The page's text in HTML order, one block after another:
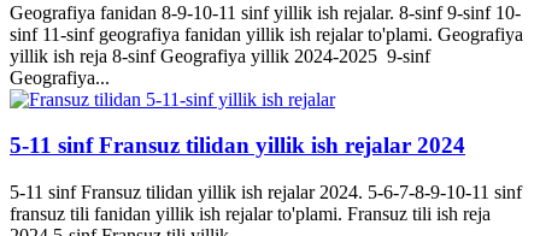
Geografiya fanidan 8-9-10-11 sinf yillik ish rejalar. 8-sinf 9-sinf 10-
sinf 11-sinf geografiya fanidan yillik ish rejalar to'plami. Geografiya
yillik ish reja 8-sinf Geografiya yillik 2024-2025 9-sinf
Geografiya...
5-11 sinf Fransuz tilidan yillik ish rejalar 2024
5-11 sinf Fransuz tilidan yillik ish rejalar 2024. 5-6-7-8-9-10-11 sinf
fransuz tili fanidan yillik ish rejalar to'plami. Fransuz tili ish reja